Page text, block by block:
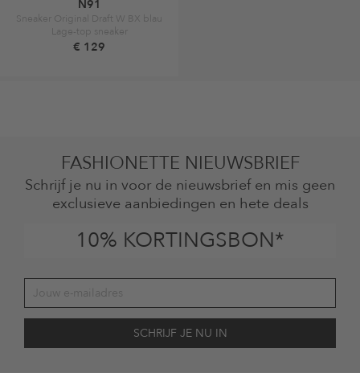
N91
Sneaker Original Draft W BX blau
Lage-top sneaker
€ 129
FASHIONETTE NIEUWSBRIEF
Schrijf je nu in voor de nieuwsbrief en mis geen
exclusieve aanbiedingen en hete deals
10% KORTINGSBON*